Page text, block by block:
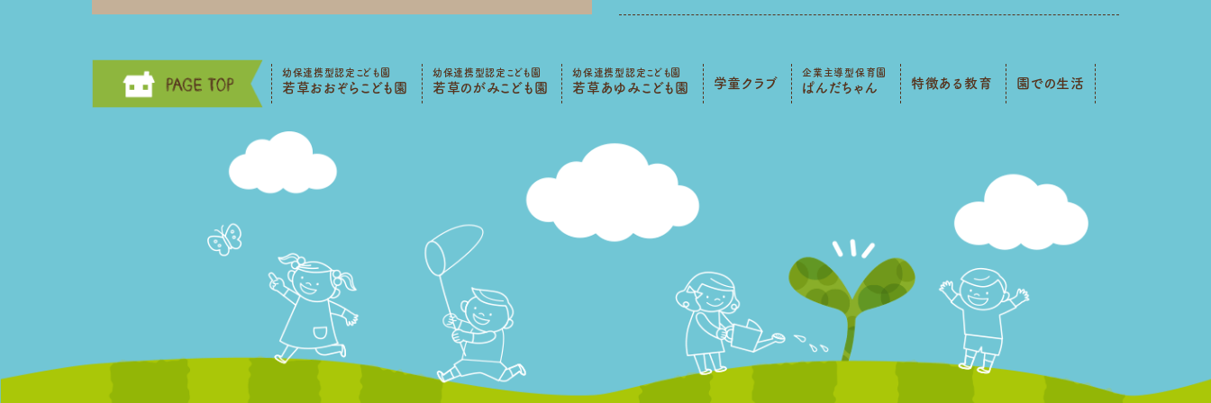
幼保連携型認定こども園
若草おおぞらこども園
幼保連携型認定こども園
若草のがみこども園
幼保連携型認定こども園
若草あゆみこども園 学童クラブ
企業主導型保育園
ぱんだちゃん 特徴ある教育 園での生活